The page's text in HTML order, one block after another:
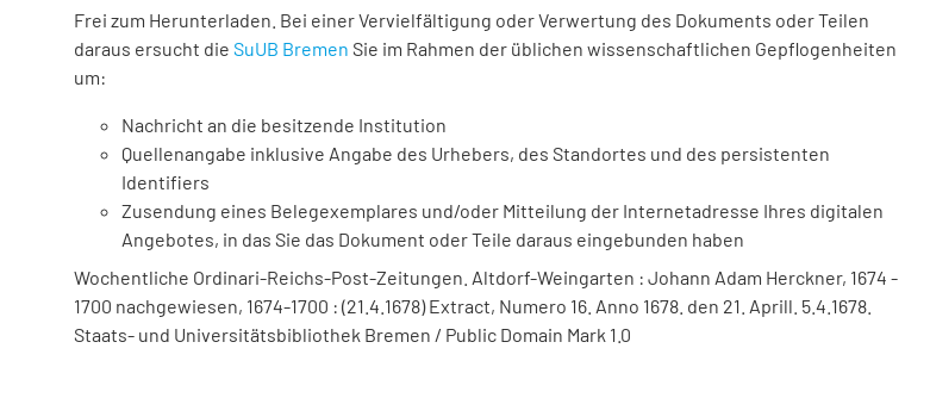
Frei zum Herunterladen. Bei einer Vervielfältigung oder Verwertung des Dokuments oder Teilen
daraus ersucht die SuUB Bremen Sie im Rahmen der üblichen wissenschaftlichen Gepflogenheiten
um:
Nachricht an die besitzende Institution
Quellenangabe inklusive Angabe des Urhebers, des Standortes und des persistenten
Identifiers
Zusendung eines Belegexemplares und/oder Mitteilung der Internetadresse Ihres digitalen
Angebotes, in das Sie das Dokument oder Teile daraus eingebunden haben
Wochentliche Ordinari-Reichs-Post-Zeitungen. Altdorf-Weingarten : Johann Adam Herckner, 1674 -
1700 nachgewiesen, 1674-1700 : (21.4.1678) Extract, Numero 16. Anno 1678. den 21. Aprill. 5.4.1678.
Staats- und Universitätsbibliothek Bremen / Public Domain Mark 1.0